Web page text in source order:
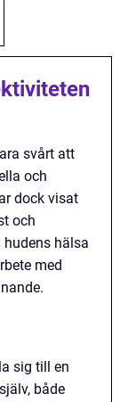
svårt att
och
dock visat
och
hälsa
med
sig till en
både